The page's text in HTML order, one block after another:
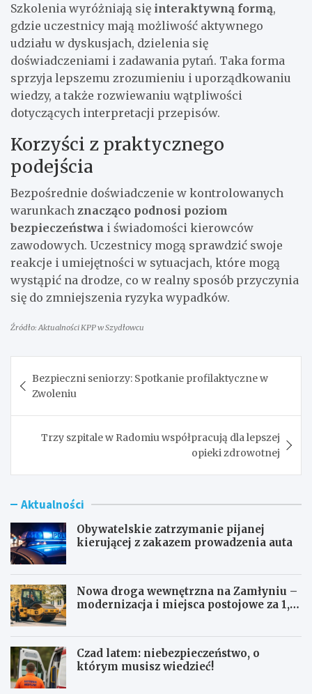
Szkolenia wyróżniają się interaktywną formą,
gdzie uczestnicy mają możliwość aktywnego
udziału w dyskusjach, dzielenia się
doświadczeniami i zadawania pytań. Taka forma
sprzyja lepszemu zrozumieniu i uporządkowaniu
wiedzy, a także rozwiewaniu wątpliwości
dotyczących interpretacji przepisów.
Korzyści z praktycznego
podejścia
Bezpośrednie doświadczenie w kontrolowanych
warunkach znacząco podnosi poziom
bezpieczeństwa i świadomości kierowców
zawodowych. Uczestnicy mogą sprawdzić swoje
reakcje i umiejętności w sytuacjach, które mogą
wystąpić na drodze, co w realny sposób przyczynia
się do zmniejszenia ryzyka wypadków.
Źródło: Aktualności KPP w Szydłowcu
wpisu
Bezpieczni seniorzy: Spotkanie profilaktyczne w
Zwoleniu
Trzy szpitale w Radomiu współpracują dla lepszej
opieki zdrowotnej
Aktualności
Obywatelskie zatrzymanie pijanej
kierującej z zakazem prowadzenia auta
Nowa droga wewnętrzna na Zamłyniu –
modernizacja i miejsca postojowe za 1,1
Czad latem: niebezpieczeństwo, o
którym musisz wiedzieć!